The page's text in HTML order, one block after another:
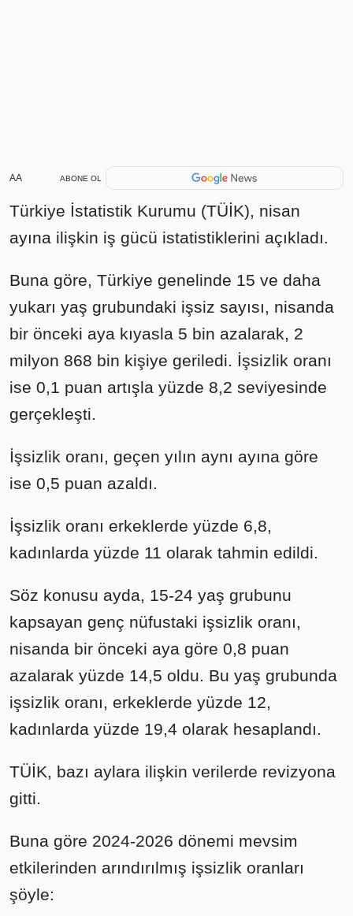
AA ABONE OL
Türkiye İstatistik Kurumu (TÜİK), nisan
ayına ilişkin iş gücü istatistiklerini açıkladı.
Buna göre, Türkiye genelinde 15 ve daha
yukarı yaş grubundaki işsiz sayısı, nisanda
bir önceki aya kıyasla 5 bin azalarak, 2
milyon 868 bin kişiye geriledi. İşsizlik oranı
ise 0,1 puan artışla yüzde 8,2 seviyesinde
gerçekleşti.
İşsizlik oranı, geçen yılın aynı ayına göre
ise 0,5 puan azaldı.
İşsizlik oranı erkeklerde yüzde 6,8,
kadınlarda yüzde 11 olarak tahmin edildi.
Söz konusu ayda, 15-24 yaş grubunu
kapsayan genç nüfustaki işsizlik oranı,
nisanda bir önceki aya göre 0,8 puan
azalarak yüzde 14,5 oldu. Bu yaş grubunda
işsizlik oranı, erkeklerde yüzde 12,
kadınlarda yüzde 19,4 olarak hesaplandı.
TÜİK, bazı aylara ilişkin verilerde revizyona
gitti.
Buna göre 2024-2026 dönemi mevsim
etkilerinden arındırılmış işsizlik oranları
şöyle: